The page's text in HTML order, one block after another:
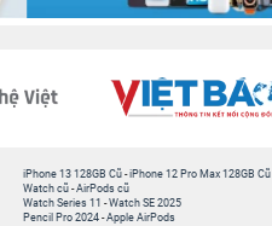
iPhone 13 128GB Cũ -iPhone 12 Pro Max 128GB Cũ
Watch cũ -AirPods cũ
Watch Series 11 -Watch SE 2025
Pencil Pro 2024 -Apple AirPods